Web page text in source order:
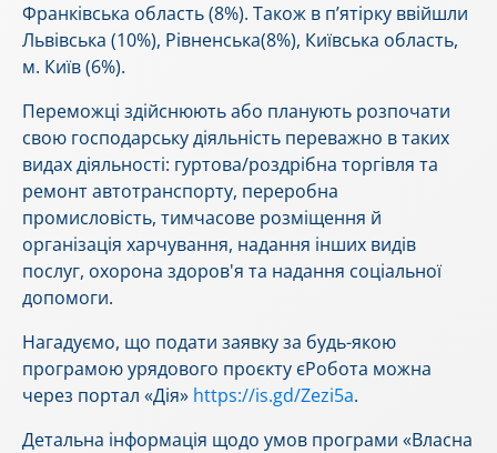
Франківська область (8%). Також в п’ятірку ввійшли
Львівська (10%), Рівненська(8%), Київська область,
м. Київ (6%).
Переможці здійснюють або планують розпочати
свою господарську діяльність переважно в таких
видах діяльності: гуртова/роздрібна торгівля та
ремонт автотранспорту, переробна
промисловість, тимчасове розміщення й
організація харчування, надання інших видів
послуг, охорона здоров'я та надання соціальної
допомоги.
Нагадуємо, що подати заявку за будь-якою
програмою урядового проєкту єРобота можна
через портал «Дія» https://is.gd/Zezi5a.
Детальна інформація щодо умов програми «Власна